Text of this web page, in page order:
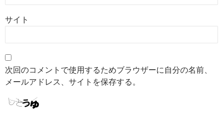
サイト
次回のコメントで使用するためブラウザーに自分の名前、
メールアドレス、サイトを保存する。